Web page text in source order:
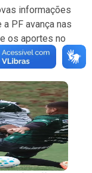
informações
PF avança nas
os aportes no